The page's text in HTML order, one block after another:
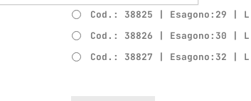
Cod.: 38825 | Esagono:29 |
Cod.: 38826 | Esagono:30 |
Cod.: 38827 | Esagono:32 |